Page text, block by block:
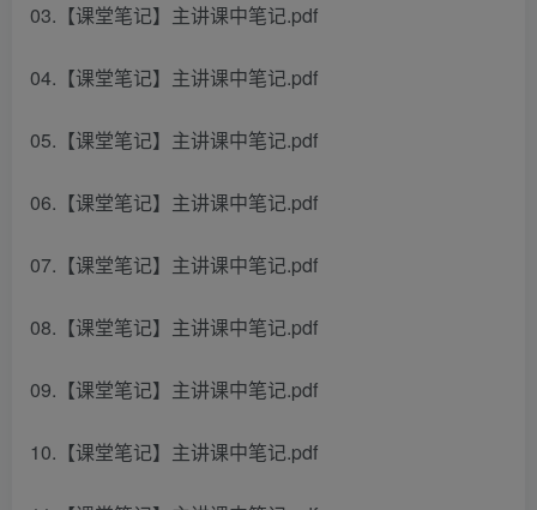
03.【课堂笔记】主讲课中笔记.pdf
04.【课堂笔记】主讲课中笔记.pdf
05.【课堂笔记】主讲课中笔记.pdf
06.【课堂笔记】主讲课中笔记.pdf
07.【课堂笔记】主讲课中笔记.pdf
08.【课堂笔记】主讲课中笔记.pdf
09.【课堂笔记】主讲课中笔记.pdf
10.【课堂笔记】主讲课中笔记.pdf